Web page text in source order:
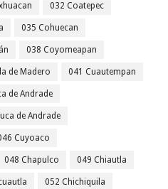
032 Coatepec
035 Cohuecan
038 Coyomeapan
de Madero 041 Cuautempan
de Andrade
de Andrade
Cuyoaco
048 Chapulco 049 Chiautla
052 Chichiquila